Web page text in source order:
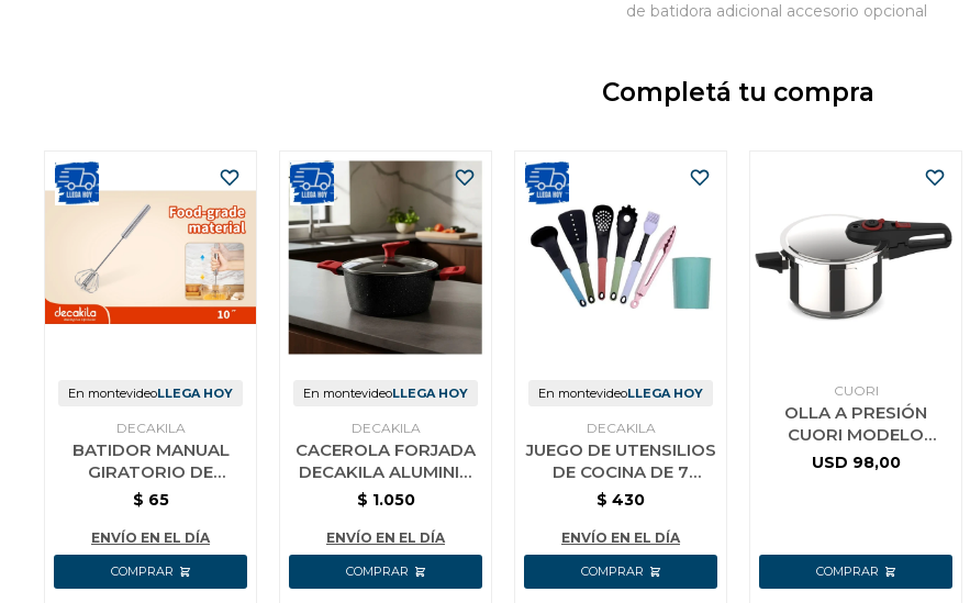
de batidora adicional accesorio opcional
Completá tu compra
En montevideoLLEGA HOY
DECAKILA
BATIDOR MANUAL
GIRATORIO DE
COCINA AC INOX
$ 65
ENVÍO EN EL DÍA
En montevideoLLEGA HOY
DECAKILA
CACEROLA FORJADA
DECAKILA ALUMINIO
DOBLE AGARRE 24CM
$ 1.050
ENVÍO EN EL DÍA
En montevideoLLEGA HOY
DECAKILA
JUEGO DE UTENSILIOS
DE COCINA DE 7
PIEZAS KMTT046B
$ 430
ENVÍO EN EL DÍA
CUORI
OLLA A PRESIÓN
CUORI MODELO
RAPID-7
USD 98,00